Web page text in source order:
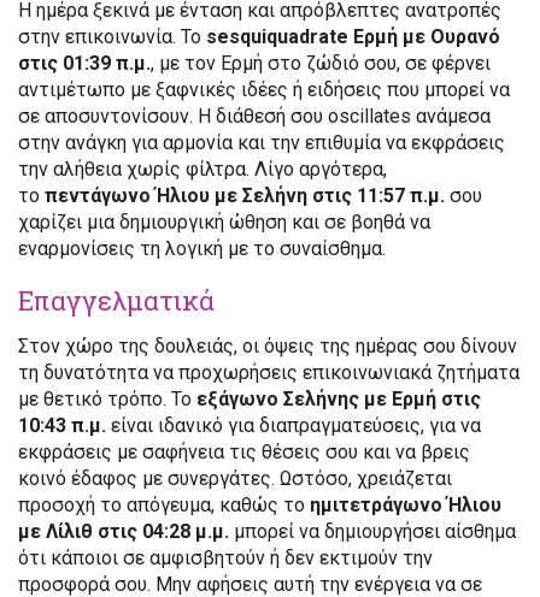
Η ημέρα ξεκινά με ένταση και απρόβλεπτες ανατροπές
στην επικοινωνία. Το sesquiquadrate Ερμή με Ουρανό
στις 01:39 π.μ., με τον Ερμή στο ζώδιό σου, σε φέρνει
αντιμέτωπο με ξαφνικές ιδέες ή ειδήσεις που μπορεί να
σε αποσυντονίσουν. Η διάθεσή σου oscillates ανάμεσα
στην ανάγκη για αρμονία και την επιθυμία να εκφράσεις
την αλήθεια χωρίς φίλτρα. Λίγο αργότερα,
το πεντάγωνο Ήλιου με Σελήνη στις 11:57 π.μ. σου
χαρίζει μια δημιουργική ώθηση και σε βοηθά να
εναρμονίσεις τη λογική με το συναίσθημα.
Επαγγελματικά
Στον χώρο της δουλειάς, οι όψεις της ημέρας σου δίνουν
τη δυνατότητα να προχωρήσεις επικοινωνιακά ζητήματα
με θετικό τρόπο. Το εξάγωνο Σελήνης με Ερμή στις
10:43 π.μ. είναι ιδανικό για διαπραγματεύσεις, για να
εκφράσεις με σαφήνεια τις θέσεις σου και να βρεις
κοινό έδαφος με συνεργάτες. Ωστόσο, χρειάζεται
προσοχή το απόγευμα, καθώς το ημιτετράγωνο Ήλιου
με Λίλιθ στις 04:28 μ.μ. μπορεί να δημιουργήσει αίσθημα
ότι κάποιοι σε αμφισβητούν ή δεν εκτιμούν την
προσφορά σου. Μην αφήσεις αυτή την ενέργεια να σε